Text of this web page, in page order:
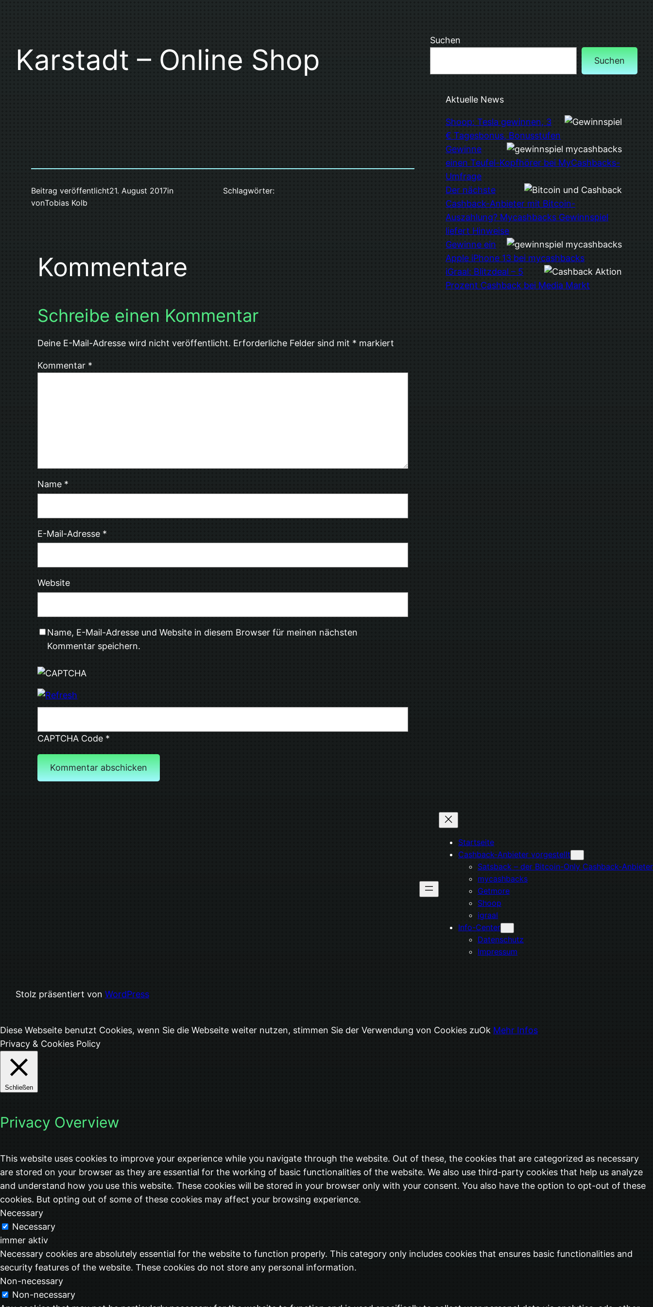
Karstadt – Online Shop
Beitrag veröffentlicht21. August 2017in
vonTobias Kolb
Schlagwörter:
Kommentare
Schreibe einen Kommentar
Deine E-Mail-Adresse wird nicht veröffentlicht. Erforderliche Felder sind mit * markiert
Kommentar *
Name *
E-Mail-Adresse *
Website
Name, E-Mail-Adresse und Website in diesem Browser für meinen nächsten
Kommentar speichern.
CAPTCHA Code *
Suchen
Suchen
Aktuelle News
Shoop: Tesla gewinnen, 3
€ Tagesbonus, Bonusstufen
Gewinne
einen Teufel-Kopfhörer bei MyCashbacks-
Umfrage
Der nächste
Cashback-Anbieter mit Bitcoin-
Auszahlung? Mycashbacks Gewinnspiel
liefert Hinweise
Gewinne ein
Apple iPhone 13 bei mycashbacks
iGraal: Blitzdeal – 5
Prozent Cashback bei Media Markt
Startseite
Cashback-Anbieter vorgestellt
Satsback – der Bitcoin-Only Cashback-Anbieter
mycashbacks
Getmore
Shoop
igraal
Info-Center
Datenschutz
Impressum
Stolz präsentiert von WordPress
Diese Webseite benutzt Cookies, wenn Sie die Webseite weiter nutzen, stimmen Sie der Verwendung von Cookies zuOk Mehr Infos
Privacy & Cookies Policy
Schließen
Privacy Overview
This website uses cookies to improve your experience while you navigate through the website. Out of these, the cookies that are categorized as necessary
are stored on your browser as they are essential for the working of basic functionalities of the website. We also use third-party cookies that help us analyze
and understand how you use this website. These cookies will be stored in your browser only with your consent. You also have the option to opt-out of these
cookies. But opting out of some of these cookies may affect your browsing experience.
Necessary
Necessary
immer aktiv
Necessary cookies are absolutely essential for the website to function properly. This category only includes cookies that ensures basic functionalities and
security features of the website. These cookies do not store any personal information.
Non-necessary
Non-necessary